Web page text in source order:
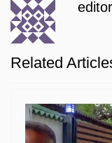
editor
Related